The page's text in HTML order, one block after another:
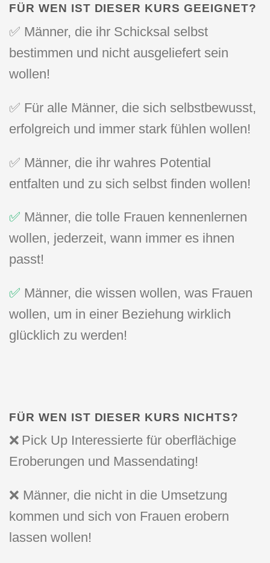
FÜR WEN IST DIESER KURS GEEIGNET?
✅ Männer, die ihr Schicksal selbst
bestimmen und nicht ausgeliefert sein
wollen!
✅ Für alle Männer, die sich selbstbewusst,
erfolgreich und immer stark fühlen wollen!
✅ Männer, die ihr wahres Potential
entfalten und zu sich selbst finden wollen!
✅ Männer, die tolle Frauen kennenlernen
wollen, jederzeit, wann immer es ihnen
passt!
✅ Männer, die wissen wollen, was Frauen
wollen, um in einer Beziehung wirklich
glücklich zu werden!
FÜR WEN IST DIESER KURS NICHTS?
❌ Pick Up Interessierte für oberflächige
Eroberungen und Massendating!
❌ Männer, die nicht in die Umsetzung
kommen und sich von Frauen erobern
lassen wollen!